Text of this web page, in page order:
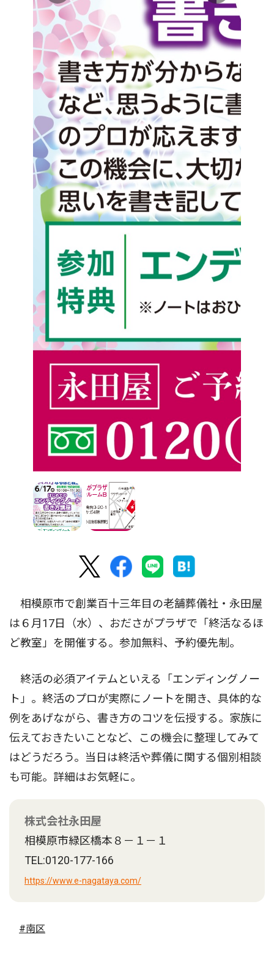
相模原市で創業百十三年目の老舗葬儀社・永田屋
は６月17日（水）、おださがプラザで「終活なるほ
ど教室」を開催する。参加無料、予約優先制。
終活の必須アイテムといえる「エンディングノー
ト」。終活のプロが実際にノートを開き、具体的な
例をあげながら、書き方のコツを伝授する。家族に
伝えておきたいことなど、この機会に整理してみて
はどうだろう。当日は終活や葬儀に関する個別相談
も可能。詳細はお気軽に。
株式会社永田屋
相模原市緑区橋本８－１－１
TEL:0120-177-166
https://www.e-nagataya.com/
#南区